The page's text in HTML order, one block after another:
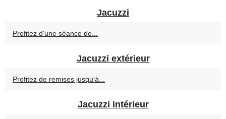
Jacuzzi
Profitez d'une séance de...
Jacuzzi extérieur
Profitez de remises jusqu'à...
Jacuzzi intérieur